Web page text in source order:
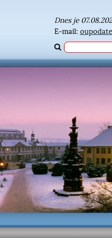
Dnes je
E-mail: